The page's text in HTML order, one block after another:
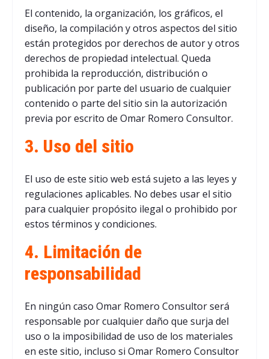
El contenido, la organización, los gráficos, el
diseño, la compilación y otros aspectos del sitio
están protegidos por derechos de autor y otros
derechos de propiedad intelectual. Queda
prohibida la reproducción, distribución o
publicación por parte del usuario de cualquier
contenido o parte del sitio sin la autorización
previa por escrito de Omar Romero Consultor.
3. Uso del sitio
El uso de este sitio web está sujeto a las leyes y
regulaciones aplicables. No debes usar el sitio
para cualquier propósito ilegal o prohibido por
estos términos y condiciones.
4. Limitación de
responsabilidad
En ningún caso Omar Romero Consultor será
responsable por cualquier daño que surja del
uso o la imposibilidad de uso de los materiales
en este sitio, incluso si Omar Romero Consultor